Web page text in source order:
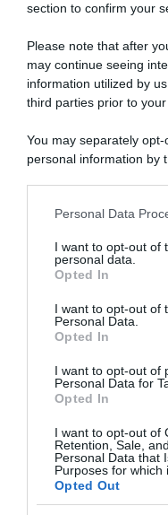
section to confirm your
Please note that after
may continue seeing
information utilized by
third parties prior to your
You may separately
personal information by
This information may
disclose it to other
Please note that this
services and may
not limited to your visit
grant or deny consent
consent section.
Personal Data
I want to opt-out of
personal data.
Opted In
I want to opt-out of
Personal Data.
Opted In
I want to opt-out of
Personal Data for
Opted In
I want to opt-out of
Retention, Sale,
Personal Data that
Purposes for which
Opted Out
ARTICOLI
“A tavola con Csaba”:
Giusina Battaglia
“Giusina in cucina”:
“In cucina con Imma
“Camper”: